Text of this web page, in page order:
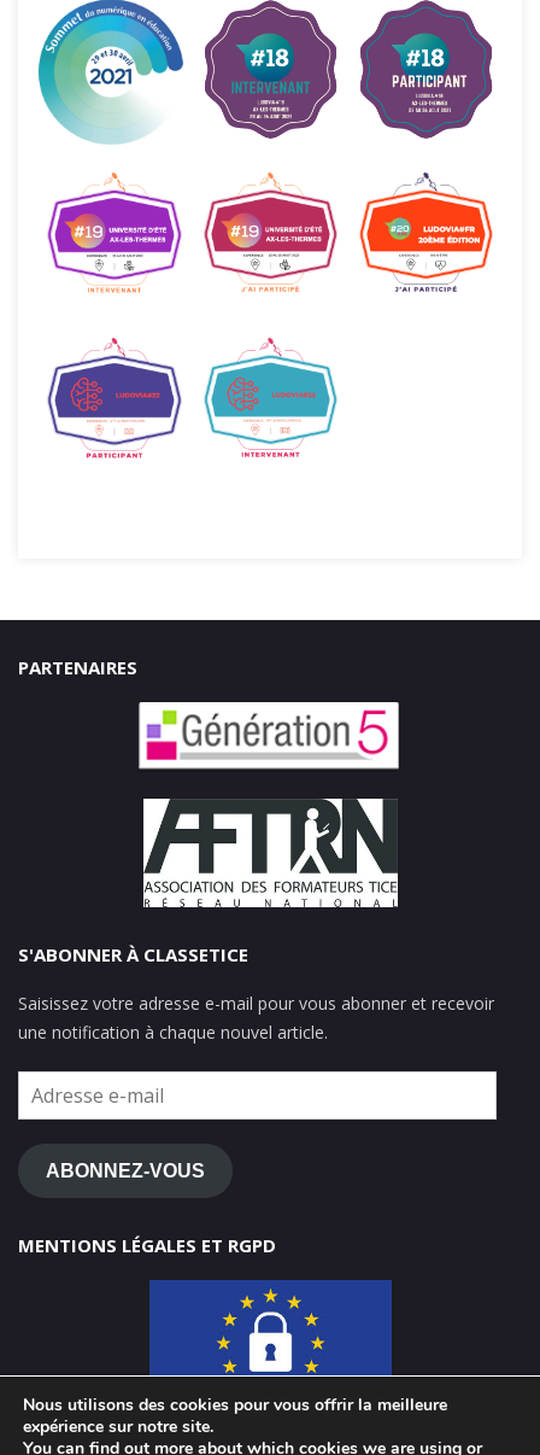
PARTENAIRES
S'ABONNER À CLASSETICE
Saisissez votre adresse e-mail pour vous abonner et recevoir
une notification à chaque nouvel article.
Adresse
e-
mail
ABONNEZ-VOUS
MENTIONS LÉGALES ET RGPD
Nous utilisons des cookies pour vous offrir la meilleure
expérience sur notre site.
You can find out more about which cookies we are using or